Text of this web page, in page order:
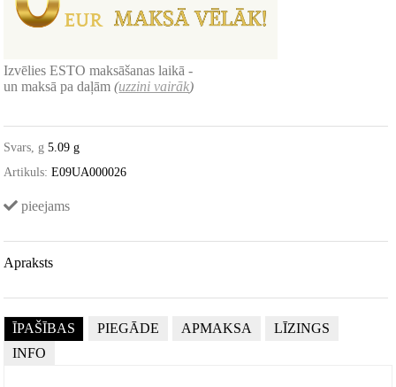
Izvēlies ESTO maksāšanas laikā -
un maksā pa daļām(uzzini vairāk)
Svars, g 5.09 g
Artikuls: E09UA000026
pieejams
Apraksts
ĪPAŠĪBAS PIEGĀDE APMAKSA
LĪZINGS
INFO